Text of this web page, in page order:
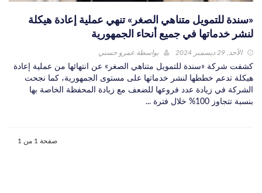
«سندة للتمويل متناهي الصغر» تنهي عملية إعادة هيكلة
لنشر خدماتها في جميع أنحاء الجمهورية
الأحد, 29 ديسمبر 2024 بواسطة عمرو حسني
كشفت شركة «سندة للتمويل متناهي الصغر» عن انتهائها من عملية إعادة
هيكلة تدعم خططها لنشر خدماتها على مستوى الجمهورية، كما نجحت
الشركة في زيادة عدد فروعها للضعف مع زيادة المحفظة الخاصة بها
بنسبة تتجاوز 100% خلال فترة ...
صفحة 1 من 1